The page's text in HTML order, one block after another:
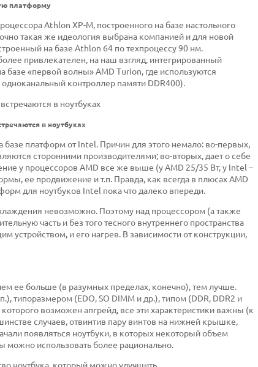
платформу
Athlon XP-M, построенного на базе настольного
такая же идеология выбрана компанией и для новой
на базе Athlon 64 по техпроцессу 90 нм.
привлекателен, на наш взгляд, интегрированный
базе «первой волны» AMD Turion, где используются
контроллер памяти DDR400).
в ноутбуках
платформ от Intel. Причин для этого немало: во-первых,
сторонними производителями; во-вторых, дает о себе
у процессоров AMD все же выше (у AMD 25/35 Вт, у Intel –
ее продвижение и т.п. Правда, как всегда в плюсах AMD
для ноутбуков Intel пока что далеко впереди.
невозможно. Поэтому над процессором (а также
часть и без того тесного внутреннего пространства
устройством, и его нагрев. В зависимости от конструкции,
ее больше (в разумных пределах, конечно), тем лучше.
типоразмером (EDO, SO DIMM и др.), типом (DDR, DDR2 и
возможен апгрейд, все эти характеристики важны (к
случаев, отвинтив пару винтов на нижней крышке,
появляться ноутбуки, в которых некоторый объем
можно использовать более рационально.